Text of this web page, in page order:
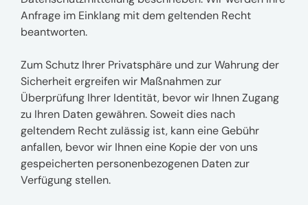
Anfrage im Einklang mit dem geltenden Recht
beantworten.
Zum Schutz Ihrer Privatsphäre und zur Wahrung der
Sicherheit ergreifen wir Maßnahmen zur
Überprüfung Ihrer Identität, bevor wir Ihnen Zugang
zu Ihren Daten gewähren. Soweit dies nach
geltendem Recht zulässig ist, kann eine Gebühr
anfallen, bevor wir Ihnen eine Kopie der von uns
gespeicherten personenbezogenen Daten zur
Verfügung stellen.